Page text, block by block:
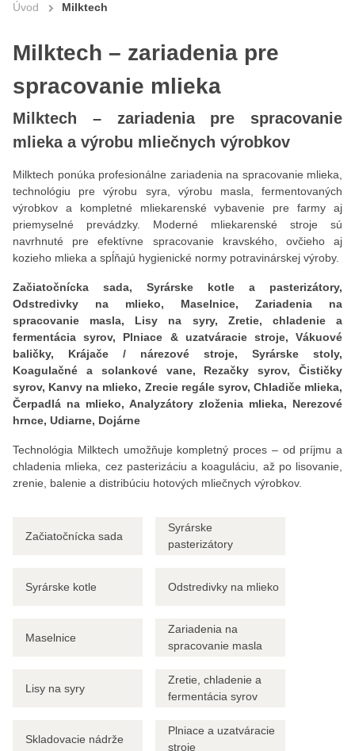
Úvod Milktech
Milktech – zariadenia pre
spracovanie mlieka
Milktech – zariadenia pre spracovanie
mlieka a výrobu mliečnych výrobkov
Milktech ponúka profesionálne zariadenia na spracovanie mlieka,
technológiu pre výrobu syra, výrobu masla, fermentovaných
výrobkov a kompletné mliekarenské vybavenie pre farmy aj
priemyselné prevádzky. Moderné mliekarenské stroje sú
navrhnuté pre efektívne spracovanie kravského, ovčieho aj
kozieho mlieka a spĺňajú hygienické normy potravinárskej výroby.
Začiatočnícka sada, Syrárske kotle a pasterizátory,
Odstredivky na mlieko, Maselnice, Zariadenia na
spracovanie masla, Lisy na syry, Zretie, chladenie a
fermentácia syrov, Plniace & uzatváracie stroje, Vákuové
baličky, Krájače / nárezové stroje, Syrárske stoly,
Koagulačné a solankové vane, Rezačky syrov, Čističky
syrov, Kanvy na mlieko, Zrecie regále syrov, Chladiče mlieka,
Čerpadlá na mlieko, Analyzátory zloženia mlieka, Nerezové
hrnce, Udiarne, Dojárne
Technológia Milktech umožňuje kompletný proces – od príjmu a
chladenia mlieka, cez pasterizáciu a koaguláciu, až po lisovanie,
zrenie, balenie a distribúciu hotových mliečnych výrobkov.
Začiatočnícka sada
Syrárske
pasterizátory
Syrárske kotle Odstredivky na mlieko
Maselnice
Zariadenia na
spracovanie masla
Lisy na syry
Zretie, chladenie a
fermentácia syrov
Skladovacie nádrže
Plniace a uzatváracie
stroje